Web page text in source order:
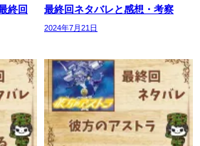
終回
最終回ネタバレと感想・考察
2024年7月21日